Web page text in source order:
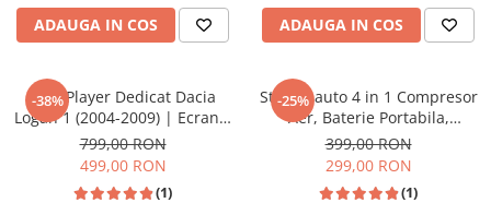
ADAUGA IN COS ADAUGA IN COS
-38%
MP5 Player Dedicat Dacia
Logan 1 (2004-2009) | Ecran 9
Inch | CarPlay & Android Auto
Wireless
799,00 RON
499,00 RON
(1)
-25%
Starter auto 4 in 1 Compresor
Aer, Baterie Portabila,
Lanterna 6000mAh culoare
negru
399,00 RON
299,00 RON
(1)